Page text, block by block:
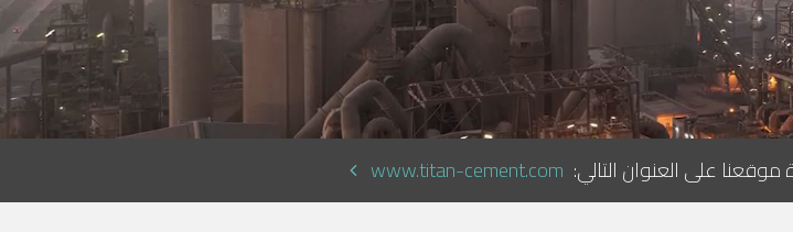
على العنوان التالي: www.titan-cement.com